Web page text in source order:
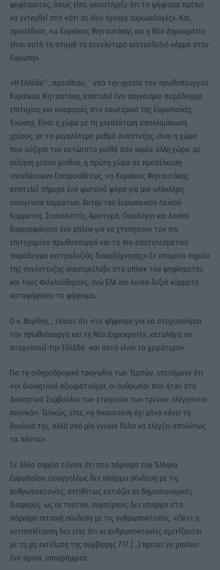
ψηφίσματος, όπως είπε, υποστήριξε ότι το ψήφισμα πρέπει
να ενταχθεί στο «ότι σε λίγο έχουμε ευρωεκλογές». Και,
προσέθεσε, «ο Κυριάκος Μητσοτάκης και η Νέα Δημοκρατία
είναι αυτή τη στιγμή το μεγαλύτερο κεντροδεξιό κόμμα στην
Ευρώπη».
«Η Ελλάδα” , πρόσθεσε, ” υπό την ηγεσία του πρωθυπουργού
Κυριάκου Μητσοτάκη, αποτελεί ένα παγκόσμιο παράδειγμα
επιτυχίας και αναφοράς στο εσωτερικό της Ευρωπαϊκής
Ένωσης. Είναι η χώρα με τη μεγαλύτερη αποκλιμάκωση
χρέους, με το μεγαλύτερο ρυθμό ανάπτυξης, είναι η χώρα
που αύξησε τον κατώτατο μισθό όσο καμία άλλη χώρα, με
αύξηση μέσου μισθού, η πρώτη χώρα σε προσέλκυση
επενδύσεων».Επιπροσθέτως, «ο Κυριάκος Μητσοτάκης
αποτελεί σήμερα ένα φωτεινό φάρο για μια ολόκληρη
οικογένεια κομμάτων. Αυτήν του Ευρωπαϊκού Λαϊκού
Κόμματος. Σοσιαλιστές, Αριστερά, Οικολόγοι και λοιποί
διαμορφώνουν ένα μπλοκ για να χτυπήσουν τον πιο
επιτυχημένο πρωθυπουργό και το πιο αποτελεσματικό
παράδειγμα κεντροδεξιάς διακυβέρνησης».Σε επόμενο σημείο
της συνέντευξης συμπεριέλαβε στο μπλοκ του ψηφίσματος
και τους Φιλελεύθερους, ενώ ΕΛΚ και λοιπά δεξιά κόμματα
καταψήφισαν το ψήφισμα.
Ο κ. Βορίδης , τόνισε ότι «το ψήφισμα για να στοχοποιήσει
τον πρωθυπουργό και τη Νέα Δημοκρατία, καταλήγει να
στοχοποιεί την Ελλάδα -και αυτό είναι το χειρότερο».
Για τη σιδηροδρομική τραγωδία των Τεμπών, επεσήμανε ότι
«οι διοικητικοί αξιωματούχοι, οι άνθρωποι που ήταν στα
Διοικητικά Συμβούλια των εταιρειών των τρένων, ελέγχονται
ποινικά». Τελικώς, είπε, «η δικαιοσύνη όχι μόνο κάνει τη
δουλειά της, αλλά υπό μία έννοια θέλει να ελέγξει απολύτως
τα πάντα».
Σε άλλο σημείο τόνισε ότι στο πόρισμα του Έλληνα
Ευρωπαίου εισαγγελέως δεν υπάρχει σύνδεση με τις
ανθρωποκτονίες, αντιθέτως εστιάζει σε δημοσιονομικές
διαφορές, ως εκ τούτου, συμπέρανε, δεν υπάρχει στο
πόρισμα αιτιακή σύνδεση με τις ανθρωποκτονίες. «Ούτε η
αντιπολίτευση δεν είπε ότι οι ανθρωποκτονίες σχετίζονται
με τη μη εκτέλεση της σύμβασης 717 […] πρέπει να μπαίνει
ένα όριο», υπογράμμισε.